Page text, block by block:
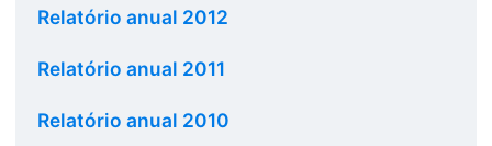
Relatório anual 2012
Relatório anual 2011
Relatório anual 2010